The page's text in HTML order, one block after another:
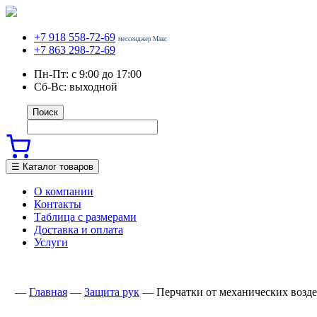
+7 918 558-72-69 мессенджер Макс
+7 863 298-72-69
Пн-Пт: с 9:00 до 17:00
Сб-Вс: выходной
☰ Каталог товаров
О компании
Контакты
Таблица с размерами
Доставка и оплата
Услуги
— Главная — Защита рук — Перчатки от механических